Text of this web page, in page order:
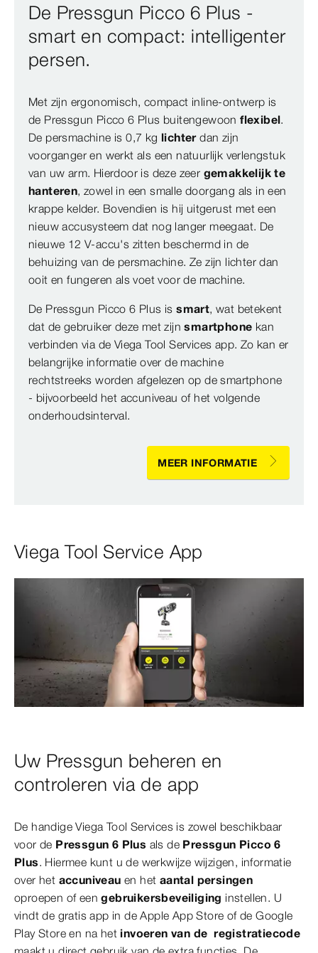
De Pressgun Picco 6 Plus -
smart en compact: intelligenter
persen.
Met zijn ergonomisch, compact inline-ontwerp is
de Pressgun Picco 6 Plus buitengewoonflexibel.
De persmachine is 0,7 kg lichterdan zijn
voorganger en werkt als een natuurlijk verlengstuk
van uw arm. Hierdoor is deze zeer gemakkelijk te
hanteren, zowel in een smalle doorgang als in een
krappe kelder. Bovendien is hij uitgerust met een
nieuw accusysteem dat nog langer meegaat. De
nieuwe 12 V-accu's zitten beschermd in de
behuizing van de persmachine. Ze zijn lichter dan
ooit en fungeren als voet voor de machine.
De Pressgun Picco 6 Plus issmart, wat betekent
dat de gebruiker deze met zijnsmartphone kan
verbinden via de Viega Tool Services app. Zo kan er
belangrijke informatie over de machine
rechtstreeks worden afgelezen op de smartphone
- bijvoorbeeld het accuniveau of het volgende
onderhoudsinterval.
MEER INFORMATIE
Viega Tool Service App
Uw Pressgun beheren en
controleren via de app
De handige Viega Tool Services is zowel beschikbaar
voor de Pressgun 6 Plus als de Pressgun Picco 6
Plus. Hiermee kunt u de werkwijze wijzigen, informatie
over het accuniveauen het aantal persingen
oproepen of eengebruikersbeveiliging instellen. U
vindt de gratis app in de Apple App Store of de Google
Play Store en na het invoeren van de registratiecode